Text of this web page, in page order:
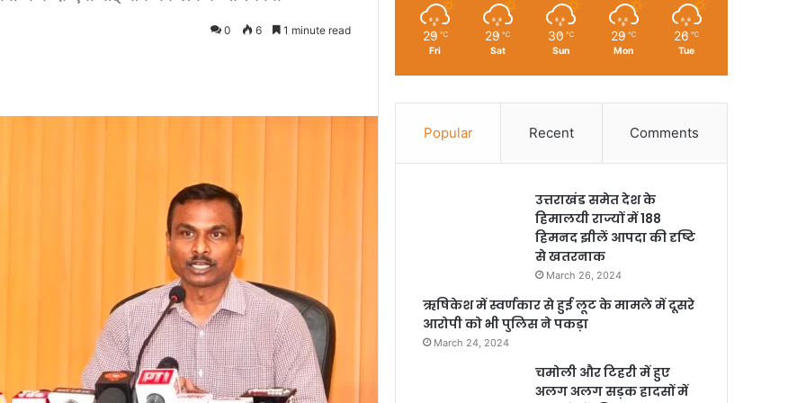
0 6 1 minute read 29 ℃
Fri
29 ℃
Sat
30 ℃
Sun
29 ℃
Mon
26 ℃
Tue
Popular Recent Comments
उत्तराखंड समेत देश के
हिमालयी राज्यों में 188
हिमनद झीलें आपदा की दृष्टि
से खतरनाक
March 26, 2024
ऋषिकेश में स्वर्णकार से हुई लूट के मामले में दूसरे
आरोपी को भी पुलिस ने पकड़ा
March 24, 2024
चमोली और टिहरी में हुए
अलग अलग सड़क हादसों में